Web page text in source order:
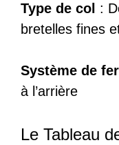
Type de col :
bretelles fines
Système de
à l’arrière
Le Tableau